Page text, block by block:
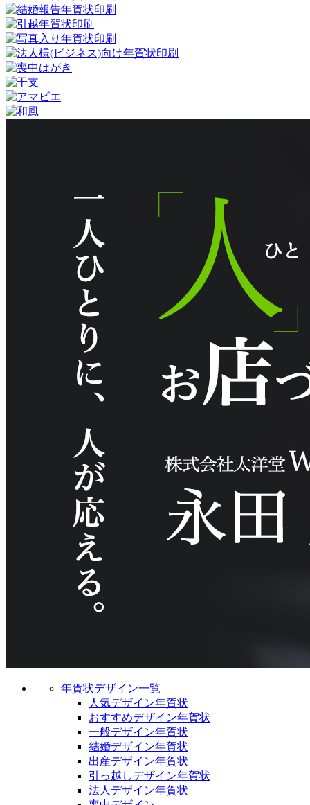
年賀状デザイン一覧
人気デザイン年賀状
おすすめデザイン年賀状
一般デザイン年賀状
結婚デザイン年賀状
出産デザイン年賀状
引っ越しデザイン年賀状
法人デザイン年賀状